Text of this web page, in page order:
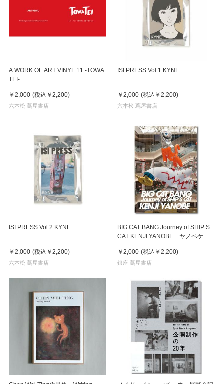
A WORK OF ART VINYL 11 -TOWA
TEI-
￥2,000 (税込 ￥2,200)
六本松 蔦屋書店
ISI PRESS Vol.1 KYNE
￥2,000 (税込 ￥2,200)
六本松 蔦屋書店
ISI PRESS Vol.2 KYNE
￥2,000 (税込 ￥2,200)
六本松 蔦屋書店
BIG CAT BANG Journey of SHIP’S
CAT KENJI YANOBE ヤノベケン
￥2,000 (税込 ￥2,200)
銀座 蔦屋書店